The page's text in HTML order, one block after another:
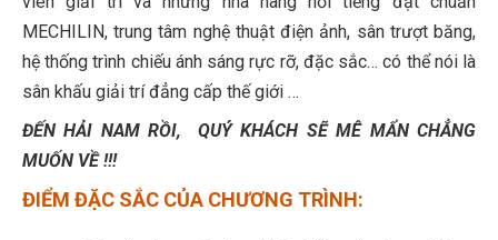
MECHILIN, trung tâm nghệ thuật điện ảnh, sân trượt băng,
hệ thống trình chiếu ánh sáng rực rỡ, đặc sắc… có thể nói là
sân khấu giải trí đẳng cấp thế giới …
ĐẾN HẢI NAM RỒI, QUÝ KHÁCH SẼ MÊ MẨN CHẲNG
MUỐN VỀ !!!
ĐIỂM ĐẶC SẮC CỦA CHƯƠNG TRÌNH: